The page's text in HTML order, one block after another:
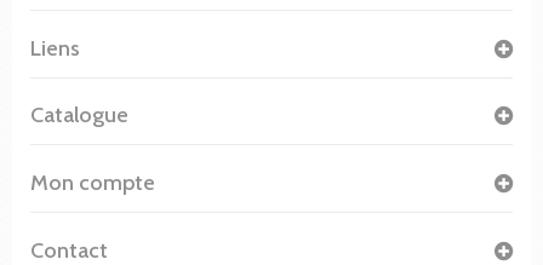
Liens
Catalogue
Mon compte
Contact